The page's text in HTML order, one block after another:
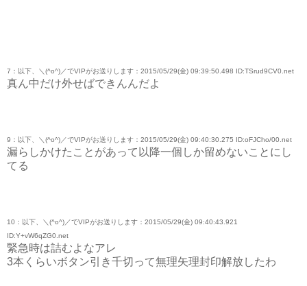
7：以下、＼(^o^)／でVIPがお送りします：2015/05/29(金) 09:39:50.498 ID:TSrud9CV0.net
真ん中だけ外せばできんんだよ
9：以下、＼(^o^)／でVIPがお送りします：2015/05/29(金) 09:40:30.275 ID:oFJCho/00.net
漏らしかけたことがあって以降一個しか留めないことにし
てる
10：以下、＼(^o^)／でVIPがお送りします：2015/05/29(金) 09:40:43.921
ID:Y+vW6qZG0.net
緊急時は詰むよなアレ
3本くらいボタン引き千切って無理矢理封印解放したわ